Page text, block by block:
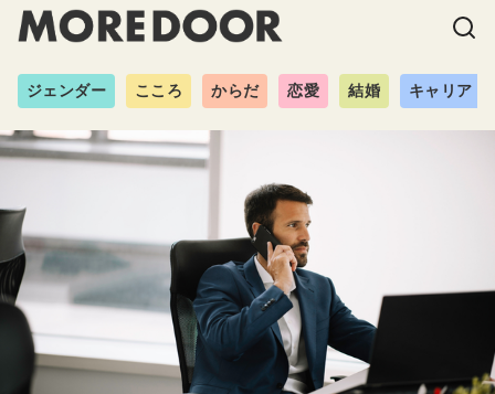
ジェンダー こころ からだ 恋愛 結婚 キャリア